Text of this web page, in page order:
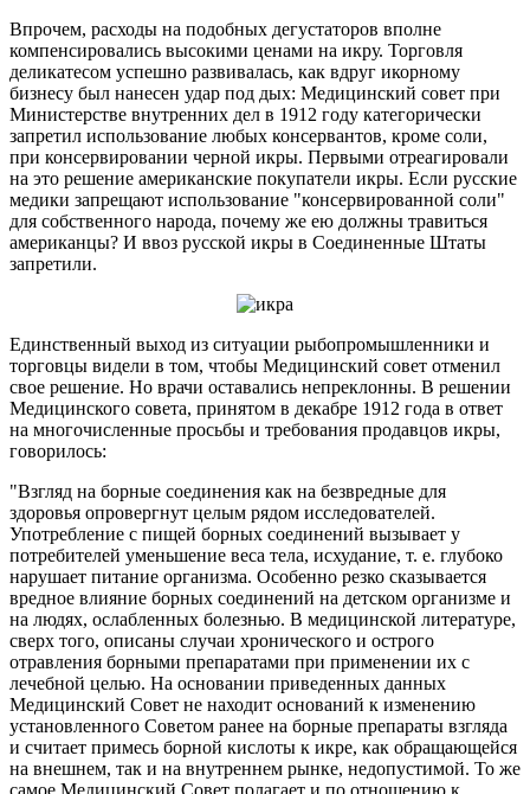
Впрочем, расходы на подобных дегустаторов вполне
компенсировались высокими ценами на икру. Торговля
деликатесом успешно развивалась, как вдруг икорному
бизнесу был нанесен удар под дых: Медицинский совет при
Министерстве внутренних дел в 1912 году категорически
запретил использование любых консервантов, кроме соли,
при консервировании черной икры. Первыми отреагировали
на это решение американские покупатели икры. Если русские
медики запрещают использование "консервированной соли"
для собственного народа, почему же ею должны травиться
американцы? И ввоз русской икры в Соединенные Штаты
запретили.
Единственный выход из ситуации рыбопромышленники и
торговцы видели в том, чтобы Медицинский совет отменил
свое решение. Но врачи оставались непреклонны. В решении
Медицинского совета, принятом в декабре 1912 года в ответ
на многочисленные просьбы и требования продавцов икры,
говорилось:
"Взгляд на борные соединения как на безвредные для
здоровья опровергнут целым рядом исследователей.
Употребление с пищей борных соединений вызывает у
потребителей уменьшение веса тела, исхудание, т. е. глубоко
нарушает питание организма. Особенно резко сказывается
вредное влияние борных соединений на детском организме и
на людях, ослабленных болезнью. В медицинской литературе,
сверх того, описаны случаи хронического и острого
отравления борными препаратами при применении их с
лечебной целью. На основании приведенных данных
Медицинский Совет не находит оснований к изменению
установленного Советом ранее на борные препараты взгляда
и считает примесь борной кислоты к икре, как обращающейся
на внешнем, так и на внутреннем рынке, недопустимой. То же
самое Медицинский Совет полагает и по отношению к